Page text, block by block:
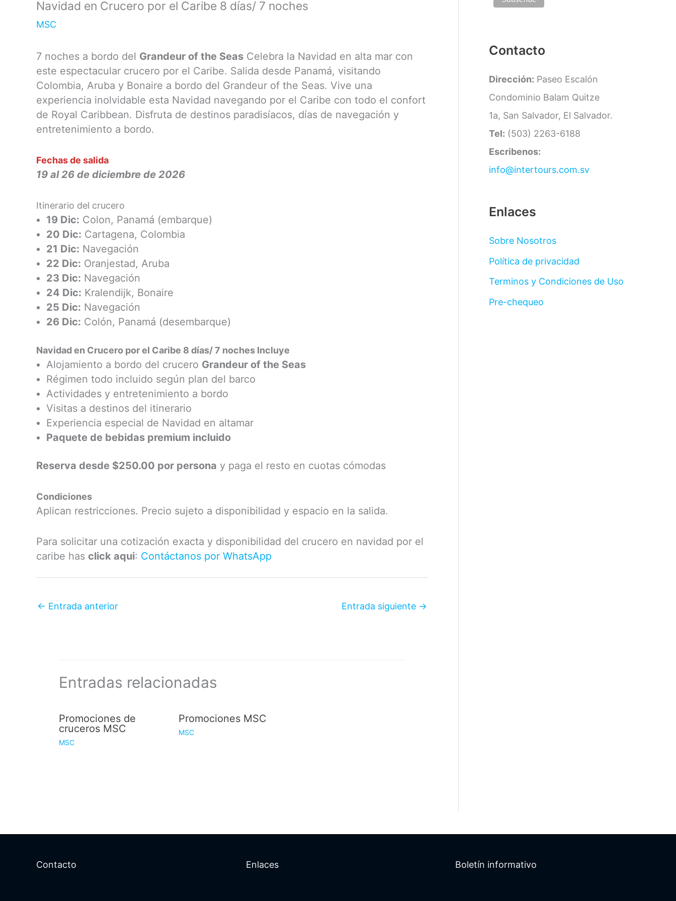
Navidad en Crucero por el Caribe 8 días/ 7 noches
MSC
7 noches a bordo del Grandeur of the Seas Celebra la Navidad en alta mar con
este espectacular crucero por el Caribe. Salida desde Panamá, visitando
Colombia, Aruba y Bonaire a bordo del Grandeur of the Seas. Vive una
experiencia inolvidable esta Navidad navegando por el Caribe con todo el confort
de Royal Caribbean. Disfruta de destinos paradisíacos, días de navegación y
entretenimiento a bordo.
Fechas de salida
19 al 26 de diciembre de 2026
Itinerario del crucero
19 Dic: Colon, Panamá (embarque)
20 Dic: Cartagena, Colombia
21 Dic: Navegación
22 Dic: Oranjestad, Aruba
23 Dic: Navegación
24 Dic: Kralendijk, Bonaire
25 Dic: Navegación
26 Dic: Colón, Panamá (desembarque)
Navidad en Crucero por el Caribe 8 días/ 7 noches Incluye
Alojamiento a bordo del crucero Grandeur of the Seas
Régimen todo incluido según plan del barco
Actividades y entretenimiento a bordo
Visitas a destinos del itinerario
Experiencia especial de Navidad en altamar
Paquete de bebidas premium incluido
Reserva desde $250.00 por persona y paga el resto en cuotas cómodas
Condiciones
Aplican restricciones. Precio sujeto a disponibilidad y espacio en la salida.
Para solicitar una cotización exacta y disponibilidad del crucero en navidad por el
caribe has click aqui: Contáctanos por WhatsApp
← Entrada anterior Entrada siguiente →
Entradas relacionadas
Promociones de
cruceros MSC
MSC
Promociones MSC
MSC
Contacto
Dirección: Paseo Escalón
Condominio Balam Quitze
1a, San Salvador, El Salvador.
Tel: (503) 2263-6188
Escribenos:
info@intertours.com.sv
Enlaces
Sobre Nosotros
Política de privacidad
Terminos y Condiciones de Uso
Pre-chequeo
Contacto Enlaces Boletín informativo